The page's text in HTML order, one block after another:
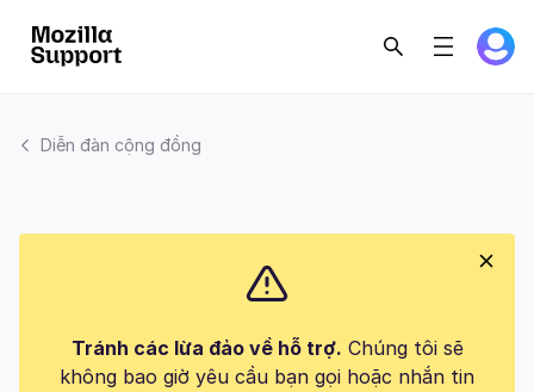
Diễn đàn cộng đồng
Tránh các lừa đảo về hỗ trợ. Chúng tôi sẽ
không bao giờ yêu cầu bạn gọi hoặc nhắn tin